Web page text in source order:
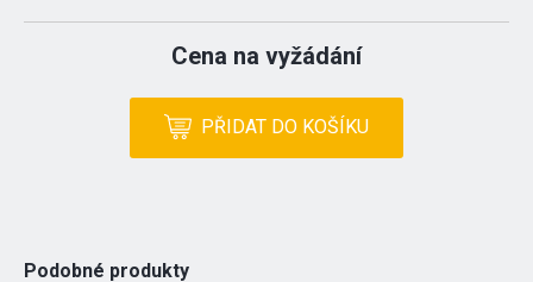
Cena na vyžádání
PŘIDAT DO KOŠÍKU
Podobné produkty